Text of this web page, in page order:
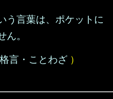
う言葉は、ポケットに
ん。
言・ことわざ ）